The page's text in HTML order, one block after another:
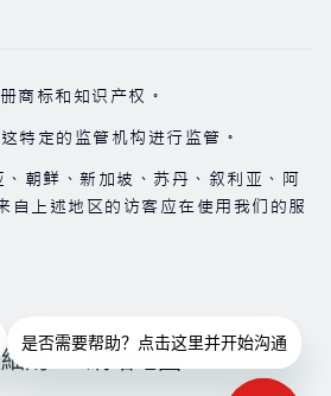
标和知识产权。
特定的监管机构进行监管。
朝鲜、新加坡、苏丹、叙利亚、阿
上述地区的访客应在使用我们的服
則 網站地圖